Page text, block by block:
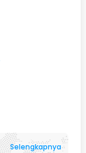
Selengkapnya